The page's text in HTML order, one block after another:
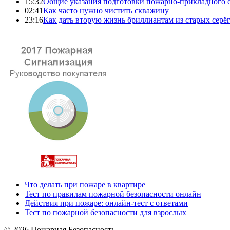
02:41Как часто нужно чистить скважину
23:16Как дать вторую жизнь бриллиантам из старых серёг
Что делать при пожаре в квартире
Тест по правилам пожарной безопасности онлайн
Действия при пожаре: онлайн-тест с ответами
Тест по пожарной безопасности для взрослых